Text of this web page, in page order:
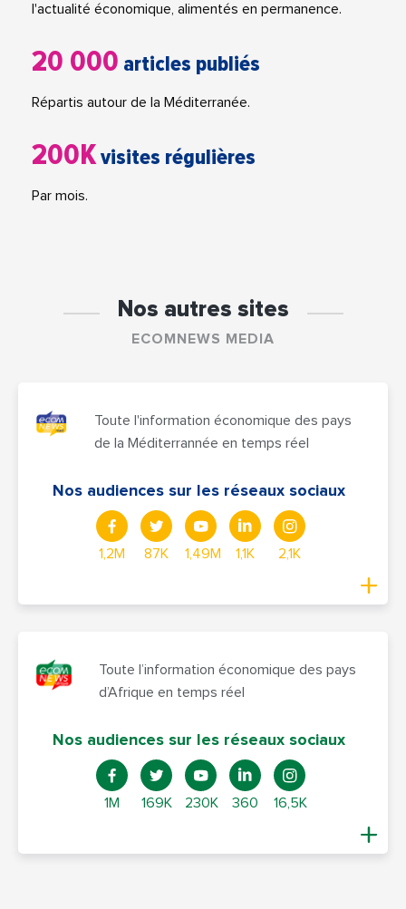
l'actualité économique, alimentés en permanence.
20 000 articles publiés
Répartis autour de la Méditerranée.
200Kvisites régulières
Par mois.
Nos autres sites
ECOMNEWS MEDIA
Toute l'information économique des pays
de la Méditerrannée en temps réel
Nos audiences sur les réseaux sociaux
1,2M 87K 1,49M 1,1K 2,1K
Toute l’information économique des pays
d’Afrique en temps réel
Nos audiences sur les réseaux sociaux
1M 169K 230K 360 16,5K